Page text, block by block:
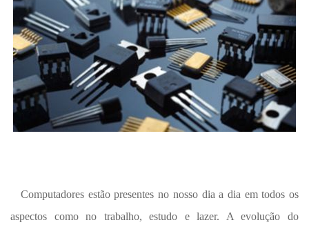
Computadores estão presentes no nosso dia a dia em todos os
aspectos como no trabalho, estudo e lazer. A evolução do